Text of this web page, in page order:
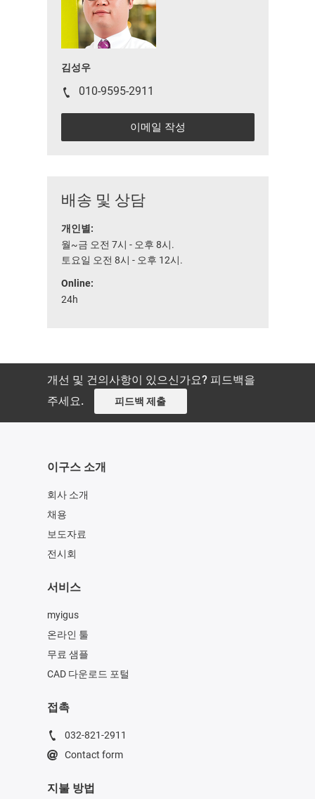
김성우
010-9595-2911
이메일 작성
배송 및 상담
개인별:
월~금 오전 7시 - 오후 8시.
토요일 오전 8시 - 오후 12시.
Online:
24h
개선 및 건의사항이 있으신가요? 피드백을
주세요.
피드백 제출
이구스 소개
회사 소개
채용
보도자료
전시회
서비스
myigus
온라인 툴
무료 샘플
CAD 다운로드 포털
접촉
032-821-2911
Contact form
지불 방법